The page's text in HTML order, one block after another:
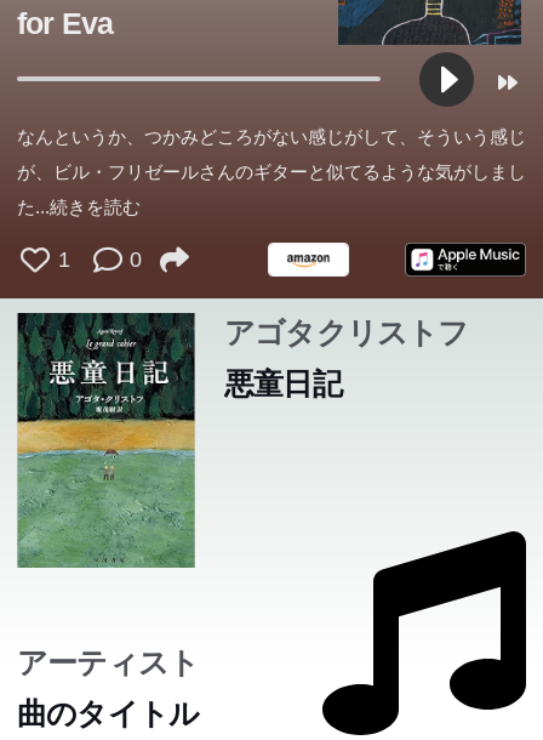
for Eva
なんというか、つかみどころがない感じがして、そういう感じ
が、ビル・フリゼールさんのギターと似てるような気がしまし
た...続きを読む
1 0
アゴタクリストフ
悪童日記
アーティスト
曲のタイトル